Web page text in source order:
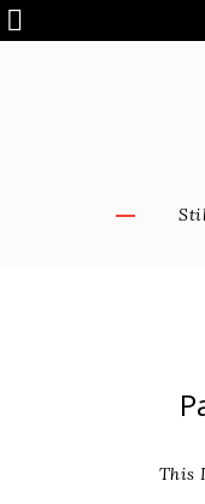
This